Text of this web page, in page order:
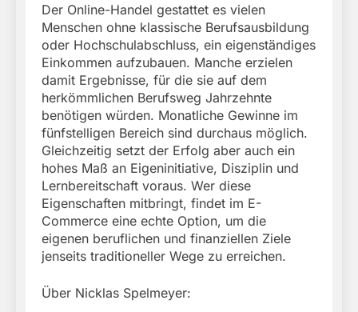
Der Online-Handel gestattet es vielen
Menschen ohne klassische Berufsausbildung
oder Hochschulabschluss, ein eigenständiges
Einkommen aufzubauen. Manche erzielen
damit Ergebnisse, für die sie auf dem
herkömmlichen Berufsweg Jahrzehnte
benötigen würden. Monatliche Gewinne im
fünfstelligen Bereich sind durchaus möglich.
Gleichzeitig setzt der Erfolg aber auch ein
hohes Maß an Eigeninitiative, Disziplin und
Lernbereitschaft voraus. Wer diese
Eigenschaften mitbringt, findet im E-
Commerce eine echte Option, um die
eigenen beruflichen und finanziellen Ziele
jenseits traditioneller Wege zu erreichen.
Über Nicklas Spelmeyer: